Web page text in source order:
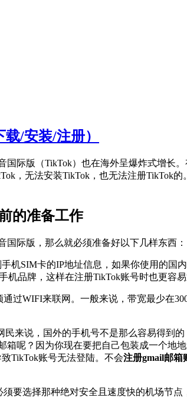
/安装/注册）
际版（TikTok）也在海外呈爆炸式增长
，无法安装TikTok，也无法注册TikTok
的准备工作
际版，那么就必须准备好以下几样东西：
机SIM卡的IP地址信息，如果你使用的国
品牌，这样在注册TikTok账号时也更容易
过WIFI来联网。一般来说，带宽最少在
来说，国外的手机号不是那么容易得到
呢？因为你现在要把自己包装成一个地
TikTok账号无法登陆。不会注册gmail邮箱
要选择那种绝对安全且速度快的机场节